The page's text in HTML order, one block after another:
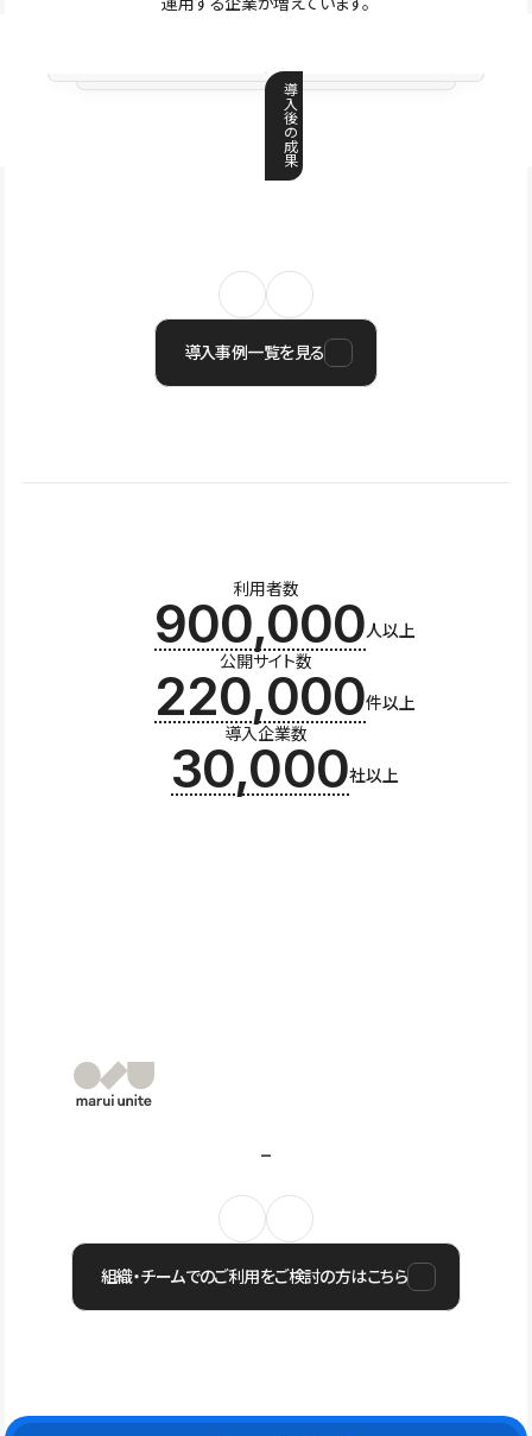
導
入
後
の
成
果
導入事例一覧を見る
利用者数
900,000人以上
公開サイト数
220,000件以上
導入企業数
30,000社以上
組織・チームでのご利用をご検討の方はこちら